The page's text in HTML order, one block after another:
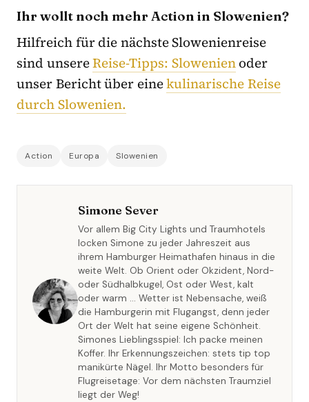
Ihr wollt noch mehr Action in Slowenien?
Hilfreich für die nächste Slowenienreise
sind unsereReise-Tipps: Slowenienoder
unser Bericht über einekulinarische Reise
durch Slowenien.
Action Europa Slowenien
Simone Sever
Vor allem Big City Lights und Traumhotels
locken Simone zu jeder Jahreszeit aus
ihrem Hamburger Heimathafen hinaus in die
weite Welt. Ob Orient oder Okzident, Nord-
oder Südhalbkugel, Ost oder West, kalt
oder warm … Wetter ist Nebensache, weiß
die Hamburgerin mit Flugangst, denn jeder
Ort der Welt hat seine eigene Schönheit.
Simones Lieblingsspiel: Ich packe meinen
Koffer. Ihr Erkennungszeichen: stets tip top
manikürte Nägel. Ihr Motto besonders für
Flugreisetage: Vor dem nächsten Traumziel
liegt der Weg!